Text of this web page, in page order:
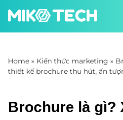
Home » Kiến thức marketing »
thiết kế brochure thu hút, ấn
Brochure là gì?